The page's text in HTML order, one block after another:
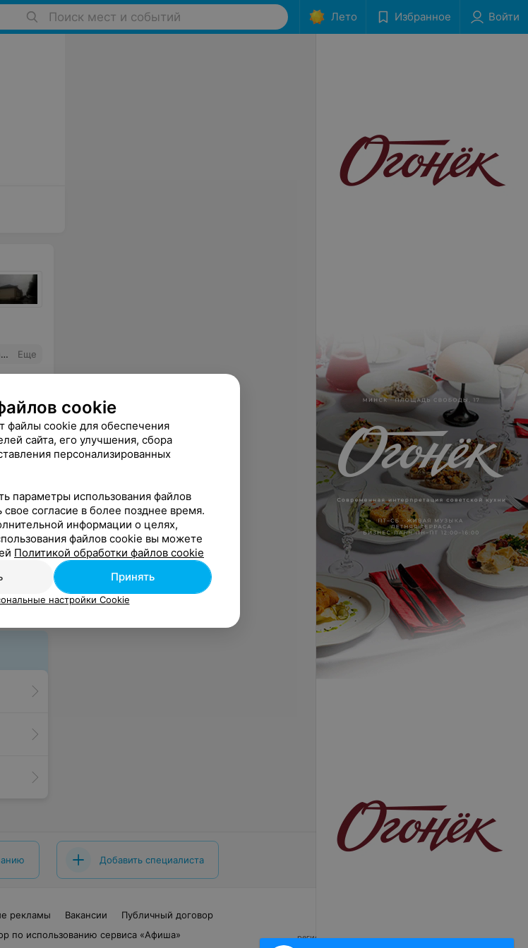
Поиск мест и событий Лето Избранное Войти
Еще
Еще
Добавить специалиста
рекламы Вакансии
Публичный договор
по использованию сервиса «Афиша»
регистрирующий орган - Минский горисполком|
cookie
файлы cookie для обеспечения
сайта, его улучшения, сбора
персонализированных
параметры использования файлов
согласие в более позднее время.
информации о целях,
файлов cookie вы можете
Политикой обработки файлов cookie
Принять
настройки Cookie